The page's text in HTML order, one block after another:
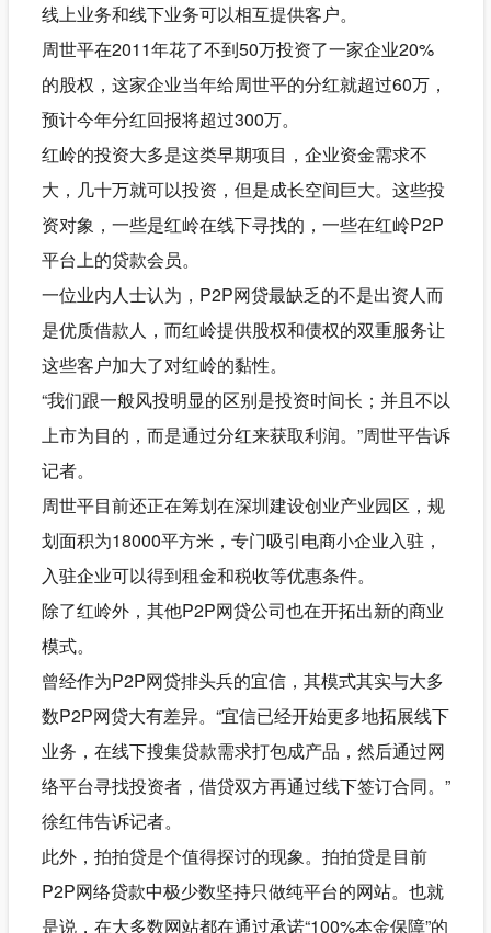
线上业务和线下业务可以相互提供客户。
周世平在2011年花了不到50万投资了一家企业20%
的股权，这家企业当年给周世平的分红就超过60万，
预计今年分红回报将超过300万。
红岭的投资大多是这类早期项目，企业资金需求不
大，几十万就可以投资，但是成长空间巨大。这些投
资对象，一些是红岭在线下寻找的，一些在红岭P2P
平台上的贷款会员。
一位业内人士认为，P2P网贷最缺乏的不是出资人而
是优质借款人，而红岭提供股权和债权的双重服务让
这些客户加大了对红岭的黏性。
“我们跟一般风投明显的区别是投资时间长；并且不以
上市为目的，而是通过分红来获取利润。”周世平告诉
记者。
周世平目前还正在筹划在深圳建设创业产业园区，规
划面积为18000平方米，专门吸引电商小企业入驻，
入驻企业可以得到租金和税收等优惠条件。
除了红岭外，其他P2P网贷公司也在开拓出新的商业
模式。
曾经作为P2P网贷排头兵的宜信，其模式其实与大多
数P2P网贷大有差异。“宜信已经开始更多地拓展线下
业务，在线下搜集贷款需求打包成产品，然后通过网
络平台寻找投资者，借贷双方再通过线下签订合同。”
徐红伟告诉记者。
此外，拍拍贷是个值得探讨的现象。拍拍贷是目前
P2P网络贷款中极少数坚持只做纯平台的网站。也就
是说，在大多数网站都在通过承诺“100%本金保障”的